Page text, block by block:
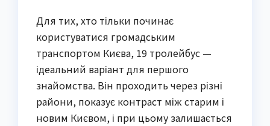
Для тих, хто тільки починає
користуватися громадським
транспортом Києва, 19 тролейбус —
ідеальний варіант для першого
знайомства. Він проходить через різні
райони, показує контраст між старим і
новим Києвом, і при цьому залишається